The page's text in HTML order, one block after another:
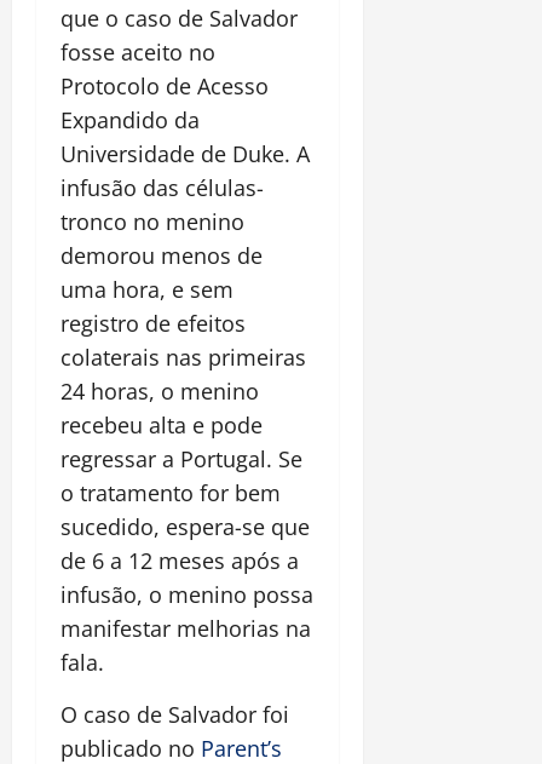
que o caso de Salvador
fosse aceito no
Protocolo de Acesso
Expandido da
Universidade de Duke. A
infusão das células-
tronco no menino
demorou menos de
uma hora, e sem
registro de efeitos
colaterais nas primeiras
24 horas, o menino
recebeu alta e pode
regressar a Portugal. Se
o tratamento for bem
sucedido, espera-se que
de 6 a 12 meses após a
infusão, o menino possa
manifestar melhorias na
fala.
O caso de Salvador foi
publicado no Parent’s